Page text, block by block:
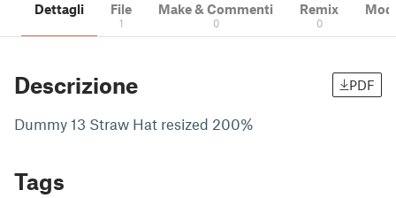
Dettagli File
1
Make & Commenti
0
Remix
0
Descrizione PDF
Dummy 13 Straw Hat resized 200%
Tags